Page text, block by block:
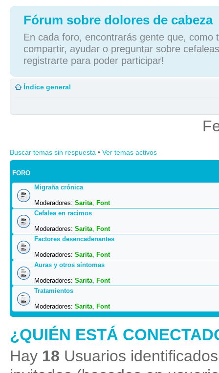
Fórum sobre dolores de cabeza
En cada foro, encontrarás gente que, como
compartir, ayudar o preguntar sobre
registrarte para poder participar!
Índice general
Buscar temas sin respuesta • Ver temas activos
FORO
Migraña crónica
Moderadores: Sarita, Font
Cefalea en racimos
Moderadores: Sarita, Font
Factores desencadenantes
Moderadores: Sarita, Font
Auras y otros síntomas
Moderadores: Sarita, Font
Tratamientos
Moderadores: Sarita, Font
¿QUIÉN ESTÁ
Hay 18 Usuarios